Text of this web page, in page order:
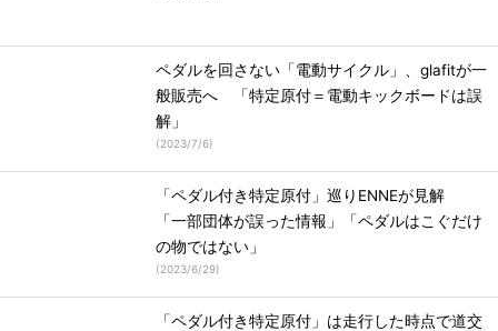
ペダルを回さない「電動サイクル」、glafitが一
般販売へ 「特定原付＝電動キックボードは誤
解」
(2023/7/6)
「ペダル付き特定原付」巡りENNEが見解
「一部団体が誤った情報」「ペダルはこぐだけ
の物ではない」
(2023/6/29)
「ペダル付き特定原付」は走行した時点で道交